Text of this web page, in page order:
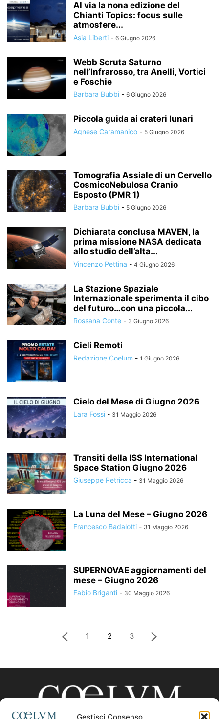
Gestisci Consenso
Al via la nona edizione del
Chianti Topics: focus sulle
atmosfere...
Asia Liberti - 6 Giugno 2026
Webb Scruta Saturno
nell’Infrarosso, tra Anelli, Vortici
e Foschie
Barbara Bubbi - 6 Giugno 2026
Piccola guida ai crateri lunari
Agnese Caramanico - 5 Giugno 2026
Tomografia Assiale di un Cervello
CosmicoNebulosa Cranio
Esposto (PMR 1)
Barbara Bubbi - 5 Giugno 2026
Dichiarata conclusa MAVEN, la
prima missione NASA dedicata
allo studio dell’alta...
Vincenzo Pettina - 4 Giugno 2026
La Stazione Spaziale
Internazionale sperimenta il cibo
del futuro…con una piccola...
Rossana Conte - 3 Giugno 2026
Cieli Remoti
Redazione Coelum - 1 Giugno 2026
Cielo del Mese di Giugno 2026
Lara Fossi - 31 Maggio 2026
Transiti della ISS International
Space Station Giugno 2026
Giuseppe Petricca - 31 Maggio 2026
La Luna del Mese – Giugno 2026
Francesco Badalotti - 31 Maggio 2026
SUPERNOVAE aggiornamenti del
mese – Giugno 2026
Fabio Briganti - 30 Maggio 2026
1 2 3